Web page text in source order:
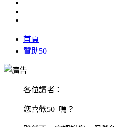
首頁
贊助50+
各位讀者：
您喜歡50+嗎？